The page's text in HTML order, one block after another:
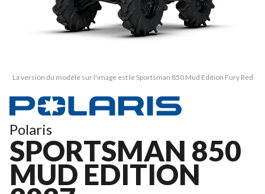
La version du modèle sur l'image est le Sportsman 850 Mud Edition Fury Red
Polaris
SPORTSMAN 850
MUD EDITION